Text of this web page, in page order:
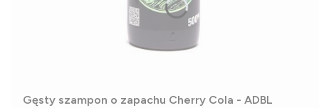
Gęsty szampon o zapachu Cherry Cola - ADBL